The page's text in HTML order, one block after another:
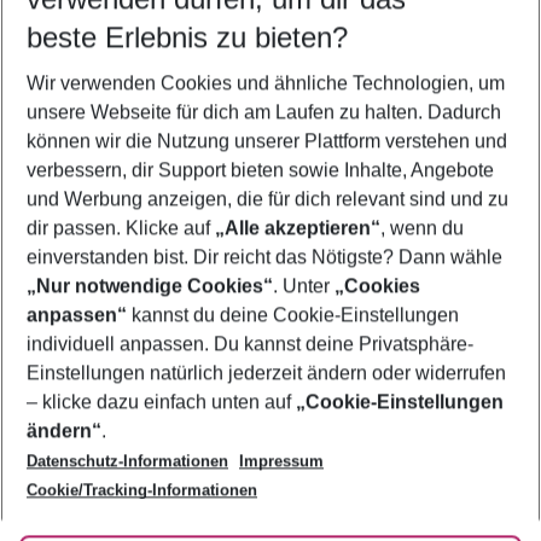
5-8 Nächte
2 Erwachsene Keine Kinder
Mehr Filter anzeigen
Footer
Footer navigation
Über uns
AGB
Bestpreisgarantie
Cookie-Einstellungen ändern
Cookie-Richtlinie
Agenturbetreuung
Barrierefreies Reisen
Folge uns
beste Erlebnis zu bieten?
Wir verwenden Cookies und ähnliche Technologien, um
unsere Webseite für dich am Laufen zu halten. Dadurch
können wir die Nutzung unserer Plattform verstehen und
verbessern, dir Support bieten sowie Inhalte, Angebote
und Werbung anzeigen, die für dich relevant sind und zu
dir passen. Klicke auf „Alle akzeptieren“, wenn du
einverstanden bist. Dir reicht das Nötigste? Dann wähle
„Nur notwendige Cookies“. Unter „Cookies
anpassen“ kannst du deine Cookie-Einstellungen
individuell anpassen. Du kannst deine Privatsphäre-
Einstellungen natürlich jederzeit ändern oder widerrufen
– klicke dazu einfach unten auf „Cookie-Einstellungen
ändern“.
Datenschutz-Informationen
Impressum
Cookie/Tracking-Informationen